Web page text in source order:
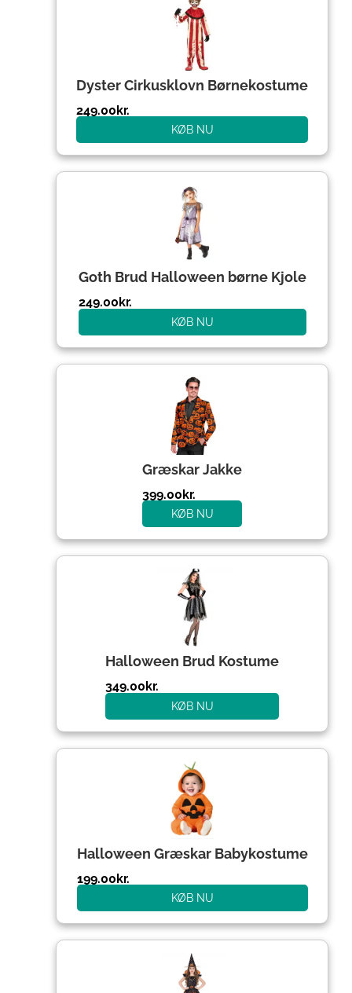
Dyster Cirkusklovn Børnekostume
249.00kr.
KØB NU
Goth Brud Halloween børne Kjole
249.00kr.
KØB NU
Græskar Jakke
399.00kr.
KØB NU
Halloween Brud Kostume
349.00kr.
KØB NU
Halloween Græskar Babykostume
199.00kr.
KØB NU